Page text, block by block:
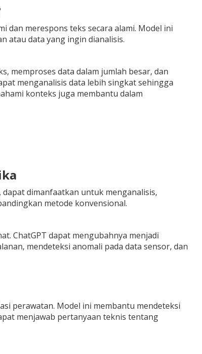
dan merespons teks secara alami. Model ini
atau data yang ingin dianalisis.
memproses data dalam jumlah besar, dan
menganalisis data lebih singkat sehingga
konteks juga membantu dalam
dapat dimanfaatkan untuk menganalisis,
metode konvensional.
ChatGPT dapat mengubahnya menjadi
mendeteksi anomali pada data sensor, dan
perawatan. Model ini membantu mendeteksi
menjawab pertanyaan teknis tentang